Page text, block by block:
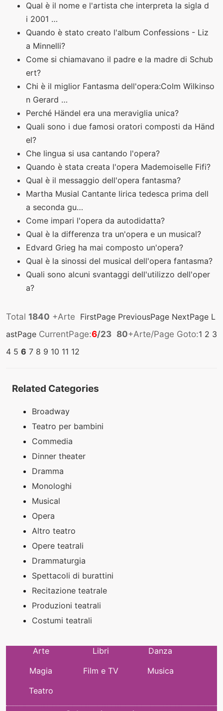
Qual è il nome e l'artista che interpreta la sigla d
i 2001 …
Quando è stato creato l'album Confessions - Liz
a Minnelli?
Come si chiamavano il padre e la madre di Schub
ert?
Chi è il miglior Fantasma dell'opera:Colm Wilkinso
n Gerard …
Perché Händel era una meraviglia unica?
Quali sono i due famosi oratori composti da Händ
el?
Che lingua si usa cantando l'opera?
Quando è stata creata l'opera Mademoiselle Fifi?
Qual è il messaggio dell'opera fantasma?
Martha Musial Cantante lirica tedesca prima dell
a seconda gu…
Come impari l'opera da autodidatta?
Qual è la differenza tra un'opera e un musical?
Edvard Grieg ha mai composto un'opera?
Qual è la sinossi del musical dell'opera fantasma?
Quali sono alcuni svantaggi dell'utilizzo dell'oper
a?
Total 1840 +Arte FirstPage PreviousPage NextPage L
astPage CurrentPage:6/23 80+Arte/Page Goto:1 2 3
4 5 6 7 8 9 10 11 12
Related Categories
Broadway
Teatro per bambini
Commedia
Dinner theater
Dramma
Monologhi
Musical
Opera
Altro teatro
Opere teatrali
Drammaturgia
Spettacoli di burattini
Recitazione teatrale
Produzioni teatrali
Costumi teatrali
Arte Libri
Danza
Magia
Film e TV
Musica
Teatro